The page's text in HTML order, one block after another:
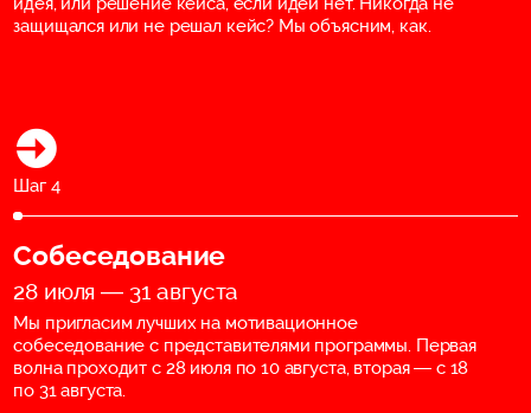
защищался или не решал кейс? Мы объясним, как.
Шаг 4
Собеседование
28 июля — 31 августа
Мы пригласим лучших на мотивационное
собеседование с представителями программы. Первая
волна проходит с 28 июля по 10 августа, вторая — с 18
по 31 августа.